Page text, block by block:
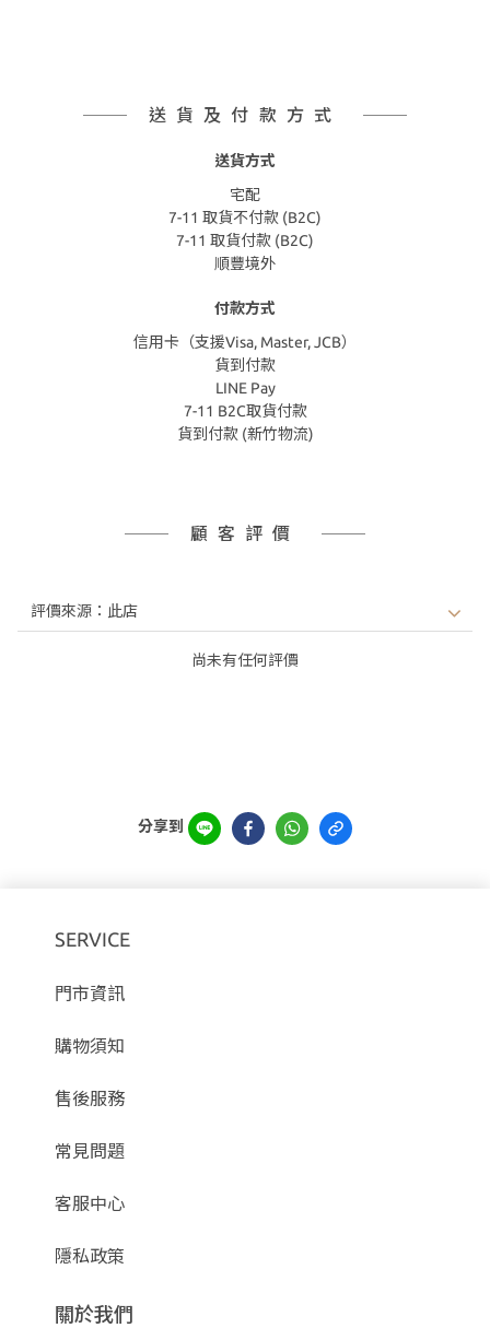
送貨及付款方式
送貨方式
宅配
7-11 取貨不付款 (B2C)
7-11 取貨付款 (B2C)
順豐境外
付款方式
信用卡（支援Visa, Master, JCB）
貨到付款
LINE Pay
7-11 B2C取貨付款
貨到付款 (新竹物流)
顧客評價
尚未有任何評價
分享到
SERVICE
門市資訊
購物須知
售後服務
常見問題
客服中心
隱私政策
關於我們